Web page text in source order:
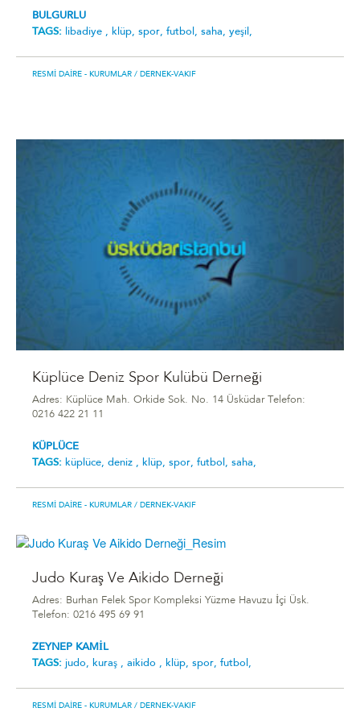
BULGURLU
TAGS: libadiye , klüp, spor, futbol, saha, yeşil,
RESMI DAIRE - KURUMLAR / DERNEK-VAKIF
Küplüce Deniz Spor Kulübü Derneği
Adres: Küplüce Mah. Orkide Sok. No. 14 Üsküdar Telefon:
0216 422 21 11
KÜPLÜCE
TAGS: küplüce, deniz , klüp, spor, futbol, saha,
RESMI DAIRE - KURUMLAR / DERNEK-VAKIF
Judo Kuraş Ve Aikido Derneği
Adres: Burhan Felek Spor Kompleksi Yüzme Havuzu İçi Üsk.
Telefon: 0216 495 69 91
ZEYNEP KAMİL
TAGS: judo, kuraş , aikido , klüp, spor, futbol,
RESMI DAIRE - KURUMLAR / DERNEK-VAKIF